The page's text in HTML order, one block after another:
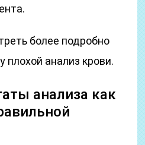
более подробно
плохой анализ крови.
анализа как